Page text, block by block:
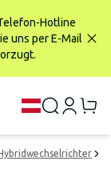
Hotline
uns per E-Mail